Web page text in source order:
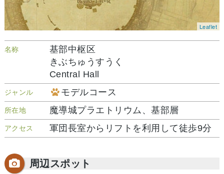
Leaflet
名称
基部中枢区
きぶちゅうすうく
Central Hall
ジャンル モデルコース
所在地 魔導城プラエトリウム、基部層
アクセス 軍団長室からリフトを利用して徒歩9分
周辺スポット